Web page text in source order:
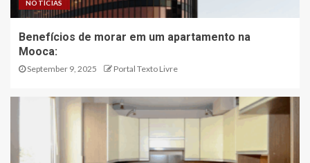
NOTÍCIAS
Benefícios de morar em um apartamento na
Mooca:
September 9, 2025 Portal Texto Livre